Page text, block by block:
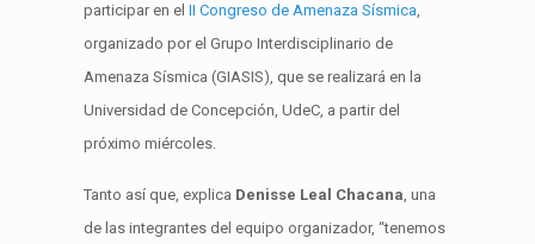
participar en el II Congreso de Amenaza Sísmica,
organizado por el Grupo Interdisciplinario de
Amenaza Sísmica (GIASIS), que se realizará en la
Universidad de Concepción, UdeC, a partir del
próximo miércoles.
Tanto así que, explica Denisse Leal Chacana, una
de las integrantes del equipo organizador, “tenemos